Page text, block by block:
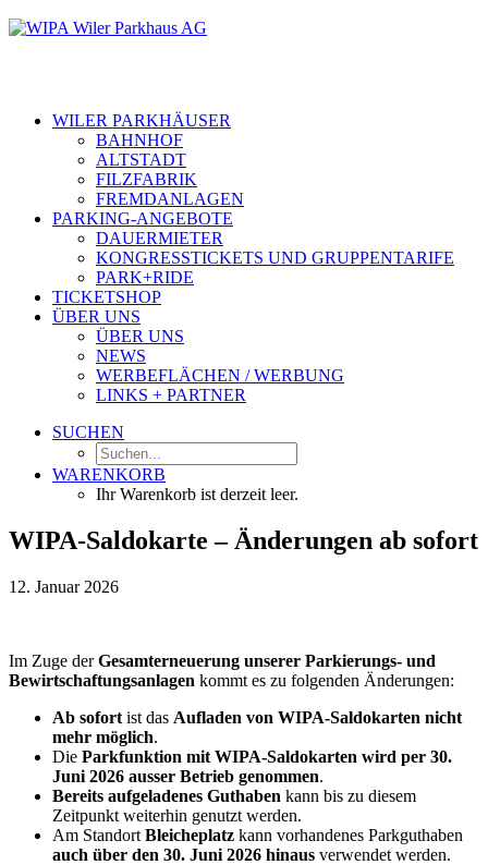
WILER PARKHÄUSER
BAHNHOF
ALTSTADT
FILZFABRIK
FREMDANLAGEN
PARKING-ANGEBOTE
DAUERMIETER
KONGRESSTICKETS UND GRUPPENTARIFE
PARK+RIDE
TICKETSHOP
ÜBER UNS
ÜBER UNS
NEWS
WERBEFLÄCHEN / WERBUNG
LINKS + PARTNER
SUCHEN
WARENKORB
Ihr Warenkorb ist derzeit leer.
WIPA-Saldokarte – Änderungen ab sofort
12. Januar 2026
Im Zuge derGesamterneuerung unserer Parkierungs- und
Bewirtschaftungsanlagen kommt es zu folgenden Änderungen:
Ab sofort ist das Aufladen von WIPA-Saldokarten nicht
mehr möglich.
Die Parkfunktion mit WIPA-Saldokarten wird per 30.
Juni 2026 ausser Betrieb genommen.
Bereits aufgeladenes Guthaben kann bis zu diesem
Zeitpunkt weiterhin genutzt werden.
Am Standort Bleicheplatz kann vorhandenes Parkguthaben
auch über den 30. Juni 2026 hinaus verwendet werden.